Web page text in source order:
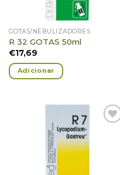
GOTAS/NEBULIZADORES
R 32 GOTAS 50ml
€17,69
Adicionar
Adicionar
Favoritos